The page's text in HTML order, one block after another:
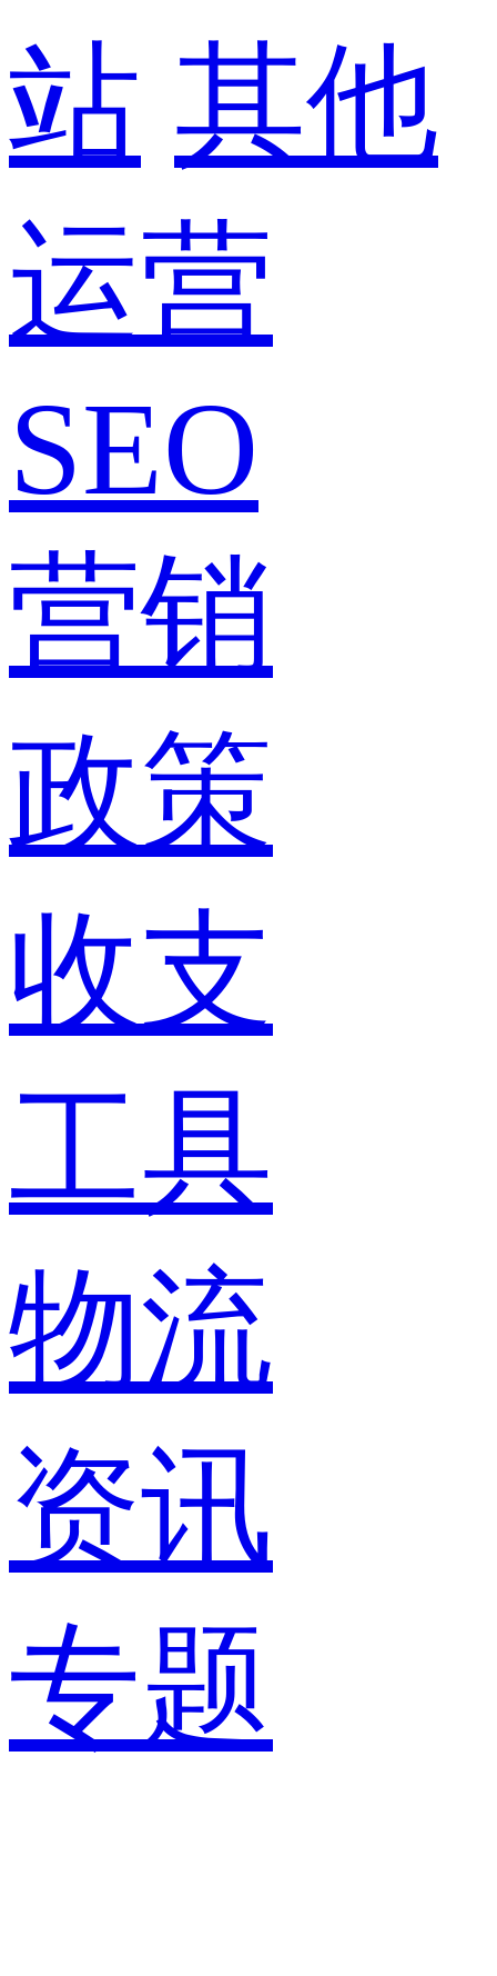
站 其他
运营
SEO
营销
政策
收支
工具
物流
资讯
专题